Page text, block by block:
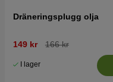
Dräneringsplugg olja
149 kr 166 kr
I lager